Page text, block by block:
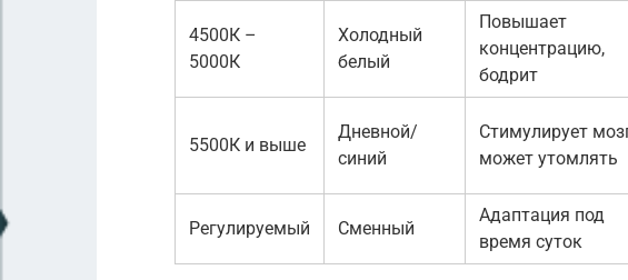
4500К –
5000К
Холодный
белый
Повышает
концентрацию,
бодрит
5500К и выше
Дневной/
синий
Стимулирует
может утомлять
Регулируемый Сменный
Адаптация под
время суток